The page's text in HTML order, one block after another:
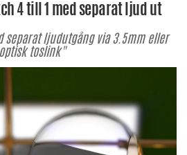
4 till 1 med separat ljud ut
separat ljudutgång via 3.5mm eller
optisk toslink"